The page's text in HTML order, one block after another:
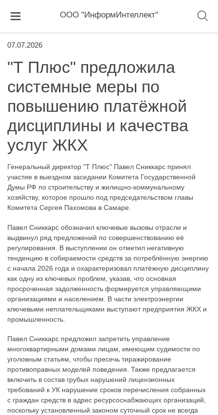
ООО "ИнформИнтеллект"
07.07.2026
"Т Плюс" предложила
системные меры по
повышению платёжной
дисциплины и качества
услуг ЖКХ
Генеральный директор "Т Плюс" Павел Сниккарс принял
участие в выездном заседании Комитета Государственной
Думы РФ по строительству и жилищно-коммунальному
хозяйству, которое прошло под председательством главы
Комитета Сергея Пахомова в Самаре.
Павел Сниккарс обозначил ключевые вызовы отрасли и
выдвинул ряд предложений по совершенствованию её
регулирования. В выступлении он отметил негативную
тенденцию в собираемости средств за потреблённую энергию
с начала 2026 года и охарактеризовал платёжную дисциплину
как одну из ключевых проблем, указав, что основная
просроченная задолженность формируется управляющими
организациями и населением. В части электроэнергии
ключевыми неплательщиками выступают предприятия ЖКХ и
промышленность.
Павел Сниккарс предложил запретить управление
многоквартирными домами лицам, имеющим судимости по
уголовным статьям, чтобы пресечь тиражирование
противоправных моделей поведения. Также предлагается
включить в состав грубых нарушений лицензионных
требований к УК нарушение сроков перечисления собранных
с граждан средств в адрес ресурсоснабжающих организаций,
поскольку установленный законом суточный срок не всегда